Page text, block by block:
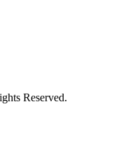
Reserved.